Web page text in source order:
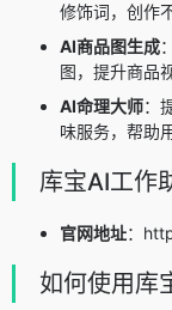
修饰词，创作
AI商品图生成
图，提升商品
AI命理大师：
味服务，帮助
库宝AI工作
官网地址：
如何使用库